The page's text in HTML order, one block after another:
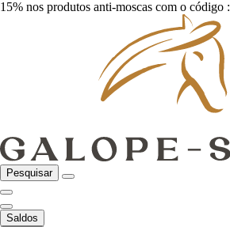
15% nos produtos anti-moscas com o código :
Pesquisar
Saldos